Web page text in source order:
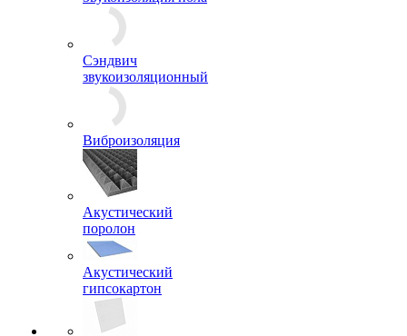
Звукоизоляция пола
Сэндвич
звукоизоляционный
Виброизоляция
Акустический
поролон
Акустический
гипсокартон